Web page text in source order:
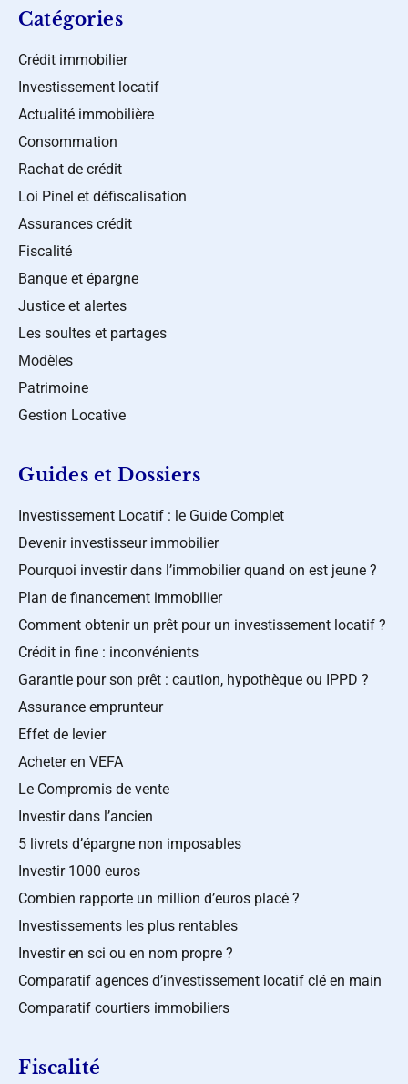
Catégories
Crédit immobilier
Investissement locatif
Actualité immobilière
Consommation
Rachat de crédit
Loi Pinel et défiscalisation
Assurances crédit
Fiscalité
Banque et épargne
Justice et alertes
Les soultes et partages
Modèles
Patrimoine
Gestion Locative
Guides et Dossiers
Investissement Locatif : le Guide Complet
Devenir investisseur immobilier
Pourquoi investir dans l’immobilier quand on est jeune ?
Plan de financement immobilier
Comment obtenir un prêt pour un investissement locatif ?
Crédit in fine : inconvénients
Garantie pour son prêt : caution, hypothèque ou IPPD ?
Assurance emprunteur
Effet de levier
Acheter en VEFA
Le Compromis de vente
Investir dans l’ancien
5 livrets d’épargne non imposables
Investir 1000 euros
Combien rapporte un million d’euros placé ?
Investissements les plus rentables
Investir en sci ou en nom propre ?
Comparatif agences d’investissement locatif clé en main
Comparatif courtiers immobiliers
Fiscalité